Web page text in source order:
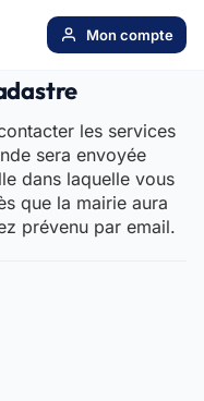
Mon compte
les services
sera envoyée
dans laquelle vous
que la mairie aura
prévenu par email.